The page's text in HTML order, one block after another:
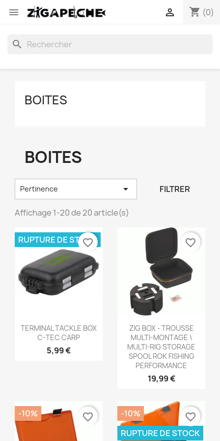
 shopping_cart (0)

search
BOITES
BOITES
Pertinence  FILTRER
Affichage 1-20 de 20 article(s)
Aperçu rapide
TERMINAL TACKLE BOX
C-TEC CARP
5,99 €
RUPTURE DE STOCK
favorite_border
Aperçu rapide
ZIG BOX - TROUSSE
MULTI-MONTAGE \
MULTI-RIG STORAGE
SPOOL ROK FISHING
PERFORMANCE
19,99 €
favorite_border
-10% favorite_border
-10%
RUPTURE DE STOCK
favorite_border